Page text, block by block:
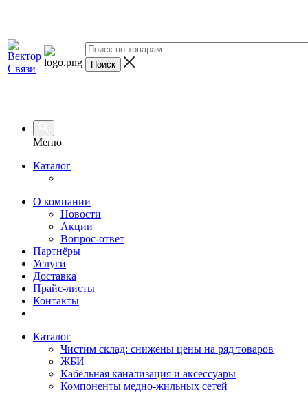
Меню
Каталог
О компании
Новости
Акции
Вопрос-ответ
Партнёры
Услуги
Доставка
Прайс-листы
Контакты
Каталог
Чистим склад: снижены цены на ряд товаров
ЖБИ
Кабельная канализация и аксессуары
Компоненты медно-жильных сетей